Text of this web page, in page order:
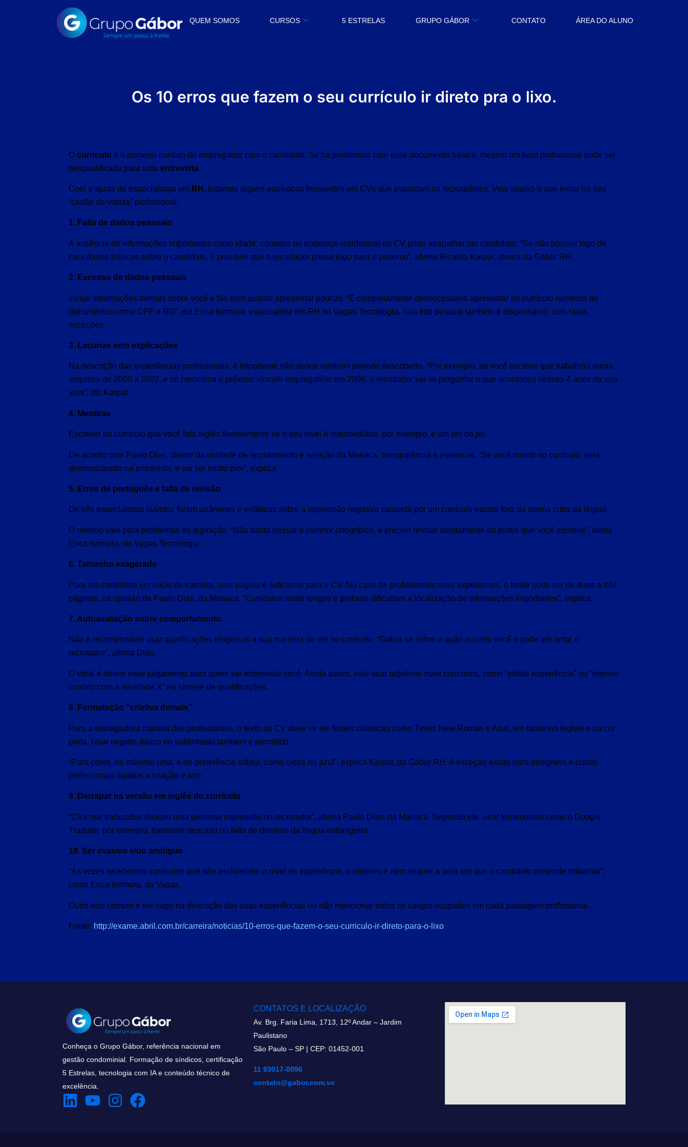
QUEM SOMOS CURSOS 5 ESTRELAS GRUPO GÁBOR CONTATO ÁREA DO ALUNO
Os 10 erros que fazem o seu currículo ir direto pra o lixo.
Ocurrículo é o primeiro contato do empregador com o candidato. Se há problemas com esse documento básico, mesmo um bom profissional pode ser
desqualificado para umaentrevista.
Com a ajuda de especialistas em RH , listamos alguns equívocos frequentes em CVs que espantam os recrutadores. Veja abaixo o que evitar no seu
“cartão de visitas” profissional:
1. Falta de dados pessoais
A ausência de informações importantes como idade, contatos ou endereço residencial no CV pode atrapalhar um candidato. “Se não possuir logo de
cara dados básicos sobre o candidato, é provável que o recrutador passe logo para o próximo”, afirma Ricardo Karpat, diretor da Gábor RH.
2. Excesso de dados pessoais
Incluir informações demais sobre você é tão ruim quanto apresentar poucas. “É completamente desnecessário apresentar no currículo números de
documentos como CPF e RG”, diz Erica Isomura, especialista em RH no Vagas Tecnologia. Sua foto pessoal também é dispensável, com raras
exceções.
3. Lacunas sem explicações
Na descrição das experiências profissionais, é importante não deixar nenhum período descoberto. “Por exemplo, se você escreve que trabalhou numa
empresa de 2000 a 2002, e só menciona o próximo vínculo empregatício em 2006, o recrutador vai se perguntar o que aconteceu nesses 4 anos da sua
vida”, diz Karpat.
4. Mentiras
Escrever no currículo que você fala inglês fluentemente se o seu nível é intermediário, por exemplo, é um tiro no pé.
De acordo com Paulo Dias, diretor da unidade de recrutamento e seleção da Mariaca, transparência é essencial. “Se você mentir no currículo, será
desmascarado na entrevista, e vai ser muito pior”, explica.
5. Erros de português e falta de revisão
Os três especialistas ouvidos foram unânimes e enfáticos sobre a impressão negativa causada por um currículo escrito fora da norma culta da língua.
O mesmo vale para problemas de digitação. “Não basta passar o corretor ortográfico, é preciso revisar atentamente os textos que você escreve”, alerta
Erica Isomura, do Vagas Tecnologia.
6. Tamanho exagerado
Para um candidato em início de carreira, uma página é suficiente para o CV. No caso de profissionais mais experientes, o limite pode ser de duas a três
páginas, na opinião de Paulo Dias, da Mariaca. “Currículos muito longos e prolixos dificultam a localização de informações importantes”, explica.
7. Autoavaliação sobre comportamento
Não é recomendável usar qualificações elogiosas a sua maneira de ser no currículo. “Gabar-se sobre o quão ousado você é pode até irritar o
recrutador”, afirma Dias.
O ideal é deixar esse julgamento para quem vai entrevistar você. Ainda assim, vale usar adjetivos mais concretos, como “sólida experiência” ou “intenso
contato com a atividade X” na síntese de qualificações.
8. Formatação “criativa demais”
Para a esmagadora maioria dos profissionais, o texto do CV deve vir em fontes clássicas como Times New Roman e Arial, em tamanho legível e na cor
preta. Usar negrito, itálico ou sublinhado também é permitido.
“Para cores, no máximo uma, e de preferência sóbria, como cinza ou azul”, explica Karpat, da Gábor RH. A exceção existe para designers e outros
profissionais ligados a criação e arte.
9. Derrapar na versão em inglês do currículo
“CVs mal traduzidos deixam uma péssima impressão no recrutador”, afirma Paulo Dias, da Mariaca. Segundo ele, usar ferramentas como o Google
Tradutor, por exemplo, transmite descaso ou falta de domínio da língua estrangeira.
10. Ser evasivo e/ou ambíguo
“Às vezes recebemos currículos que não esclarecem o nível de experiência, o objetivo e nem sequer a área em que o candidato pretende trabalhar”,
conta Erica Isomura, do Vagas.
Outro erro comum é ser vago na descrição das suas experiências ou não mencionar todos os cargos ocupados em cada passagem profissional.
Fonte: http://exame.abril.com.br/carreira/noticias/10-erros-que-fazem-o-seu-curriculo-ir-direto-para-o-lixo
Conheça o Grupo Gábor, referência nacional em
gestão condominial. Formação de síndicos, certificação
5 Estrelas, tecnologia com IA e conteúdo técnico de
excelência.
CONTATOS E LOCALIZAÇÃO
Av. Brg. Faria Lima, 1713, 12º Andar – Jardim
Paulistano
São Paulo – SP | CEP: 01452-001
11 93017-0096
contato@gabor.com.vc